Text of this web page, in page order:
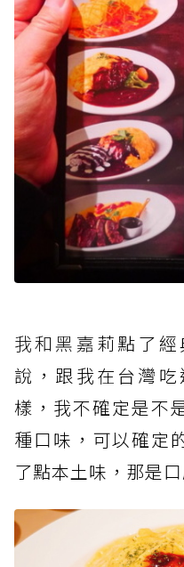
我和黑嘉莉點了
說，跟我在台灣
樣，我不確定是不
種口味，可以確定
了點本土味，那是